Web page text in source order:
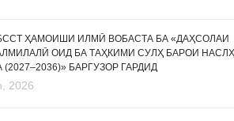
ҲАМОИШИ ИЛМӢ ВОБАСТА БА «ДАҲСОЛАИ
ОИД БА ТАҲКИМИ СУЛҲ БАРОИ
БАРГУЗОР ГАРДИД
2026